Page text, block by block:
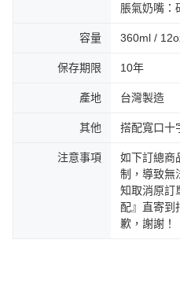
脹氣奶嘴
容量 360ml /
保存期限 10年
產地 台灣製造
其他 搭配寬口十
注意事項
如下訂總商
制，導致無
知取消原訂
配』直寄到
歉，謝謝！